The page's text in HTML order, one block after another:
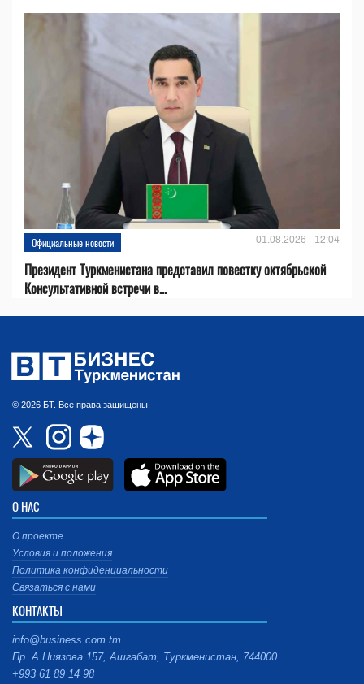
Официальные новости 01.08.2026 - 12:04
Президент Туркменистана представил повестку октябрьской
Консультативной встречи в...
© 2026 БТ. Все права защищены.
О НАС
О проекте
Условия и положения
Политика конфиденциальности
Связаться с нами
КОНТАКТЫ
info@business.com.tm
Пр. А.Ниязова 157, Ашгабат, Туркменистан, 744000
+993 61 89 14 98